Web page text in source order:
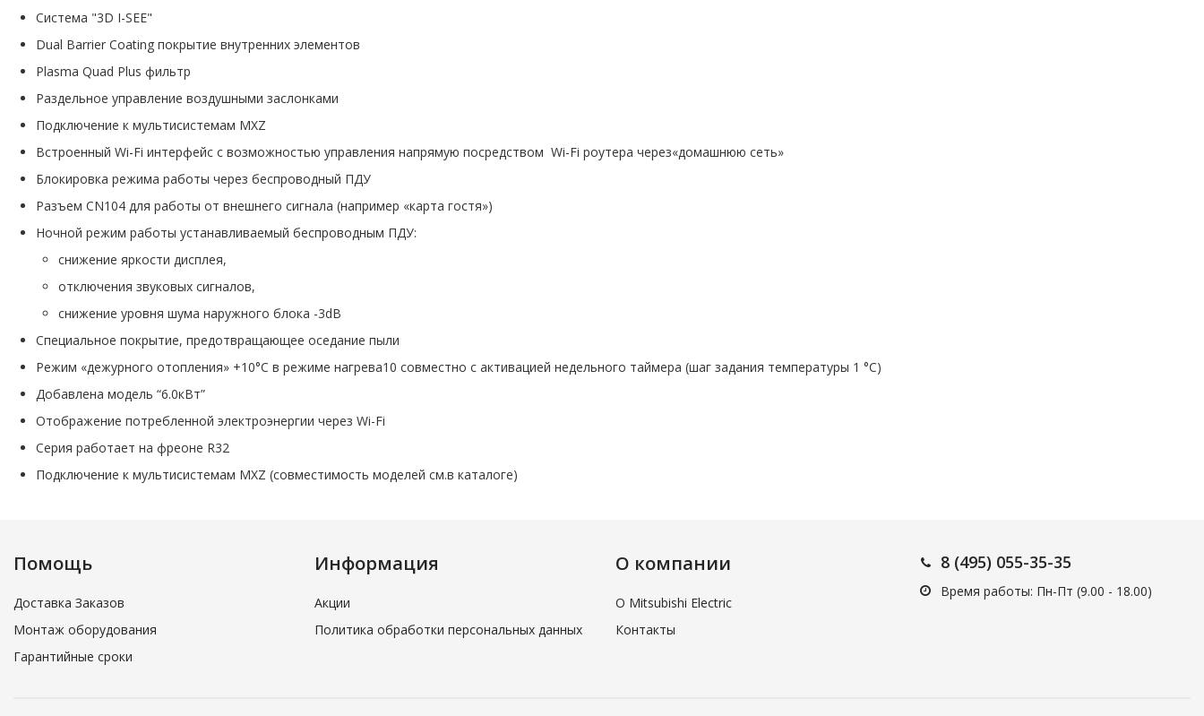
Система "3D I-SEE"
Dual Barrier Coating покрытие внутренних элементов
Plasma Quad Plus фильтр
Раздельное управление воздушными заслонками
Подключение к мультисистемам MXZ
Встроенный Wi-Fi интерфейс с возможностью управления напрямую посредством Wi-Fi роутера через«домашнюю сеть»
Блокировка режима работы через беспроводный ПДУ
Разъем CN104 для работы от внешнего сигнала (например «карта гостя»)
Ночной режим работы устанавливаемый беспроводным ПДУ:
снижение яркости дисплея,
отключения звуковых сигналов,
снижение уровня шума наружного блока -3dB
Специальное покрытие, предотвращающее оседание пыли
Режим «дежурного отопления» +10°С в режиме нагрева10 совместно с активацией недельного таймера (шаг задания температуры 1 °С)
Добавлена модель “6.0кВт”
Отображение потребленной электроэнергии через Wi-Fi
Серия работает на фреоне R32
Подключение к мультисистемам MXZ (совместимость моделей см.в каталоге)
Помощь
Доставка Заказов
Монтаж оборудования
Гарантийные сроки
Информация
Акции
Политика обработки персональных данных
О компании
О Mitsubishi Electric
Контакты
8 (495) 055-35-35
Время работы: Пн-Пт (9.00 - 18.00)